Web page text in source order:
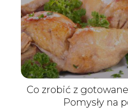
Co zrobić z
Pomysły na